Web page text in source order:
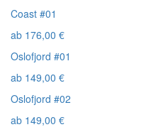
Coast #01
ab 176,00 €
Oslofjord #01
ab 149,00 €
Oslofjord #02
ab 149,00 €